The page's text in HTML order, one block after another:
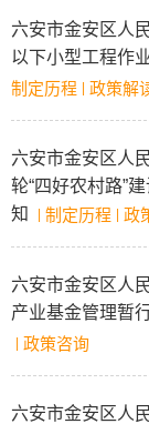
六安市金安区人
以下小型工程作
制定历程 | 政策解
六安市金安区人
轮“四好农村路”
知
制定历程 政
六安市金安区人
产业基金管理暂
| 政策咨询
六安市金安区人